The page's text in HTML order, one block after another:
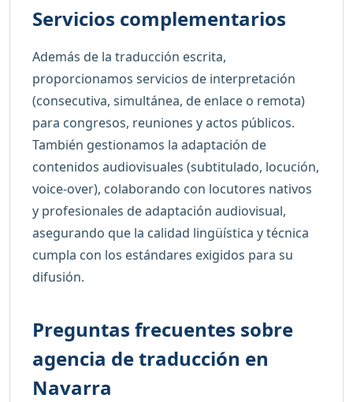
Servicios complementarios
Además de la traducción escrita,
proporcionamos servicios de interpretación
(consecutiva, simultánea, de enlace o remota)
para congresos, reuniones y actos públicos.
También gestionamos la adaptación de
contenidos audiovisuales (subtitulado, locución,
voice-over), colaborando con locutores nativos
y profesionales de adaptación audiovisual,
asegurando que la calidad lingüística y técnica
cumpla con los estándares exigidos para su
difusión.
Preguntas frecuentes sobre
agencia de traducción en
Navarra